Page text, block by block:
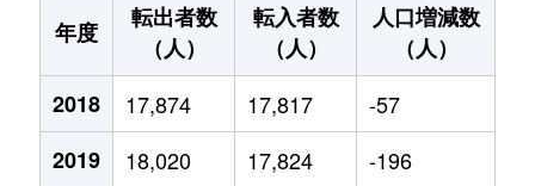
年度
転出者数
（人）
転入者数
（人）
人口増減数
（人）
2018
17,874 17,817
-57
2019
18,020 17,824
-196